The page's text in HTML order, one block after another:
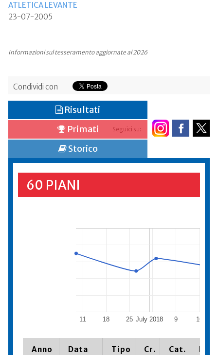
ATLETICA LEVANTE
23-07-2005
Informazioni sul tesseramento aggiornate al 2026
Condividi con
Seguici su:
Risultati
Primati
Storico
60 PIANI
July 2018
11 18 25 9 16
Anno Data Tipo Cr. Cat.